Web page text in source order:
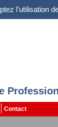
l'utilisation
Contact